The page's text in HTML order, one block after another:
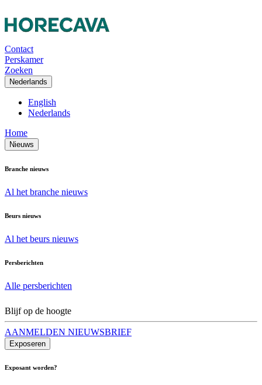
Contact
Perskamer
Zoeken
Nederlands
English
Nederlands
Home
Nieuws
Branche nieuws
Al het branche nieuws
Beurs nieuws
Al het beurs nieuws
Persberichten
Alle persberichten
Blijf op de hoogte
AANMELDEN NIEUWSBRIEF
Exposeren
Exposant worden?